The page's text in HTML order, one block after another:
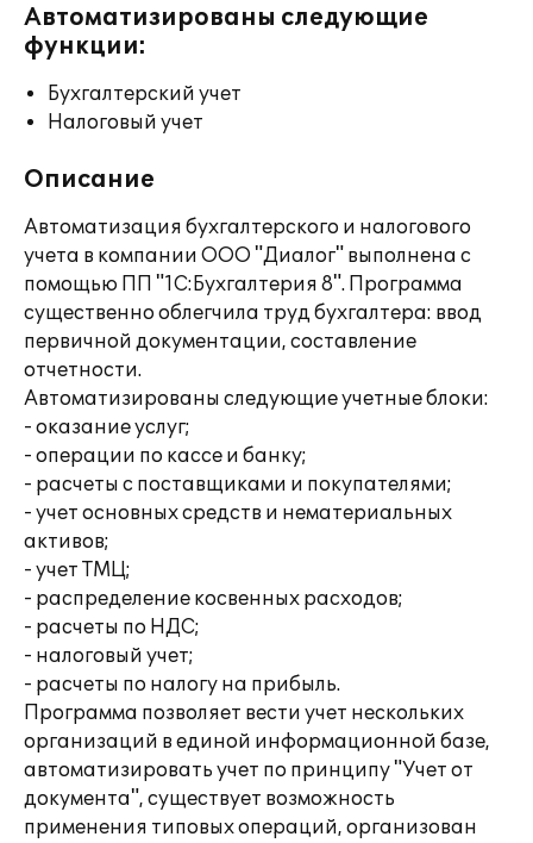
Автоматизированы следующие
функции:
Бухгалтерский учет
Налоговый учет
Описание
Автоматизация бухгалтерского и налогового
учета в компании ООО "Диалог" выполнена с
помощью ПП "1С:Бухгалтерия 8". Программа
существенно облегчила труд бухгалтера: ввод
первичной документации, составление
отчетности.
Автоматизированы следующие учетные блоки:
- оказание услуг;
- операции по кассе и банку;
- расчеты с поставщиками и покупателями;
- учет основных средств и нематериальных
активов;
- учет ТМЦ;
- распределение косвенных расходов;
- расчеты по НДС;
- налоговый учет;
- расчеты по налогу на прибыль.
Программа позволяет вести учет нескольких
организаций в единой информационной базе,
автоматизировать учет по принципу "Учет от
документа", существует возможность
применения типовых операций, организован